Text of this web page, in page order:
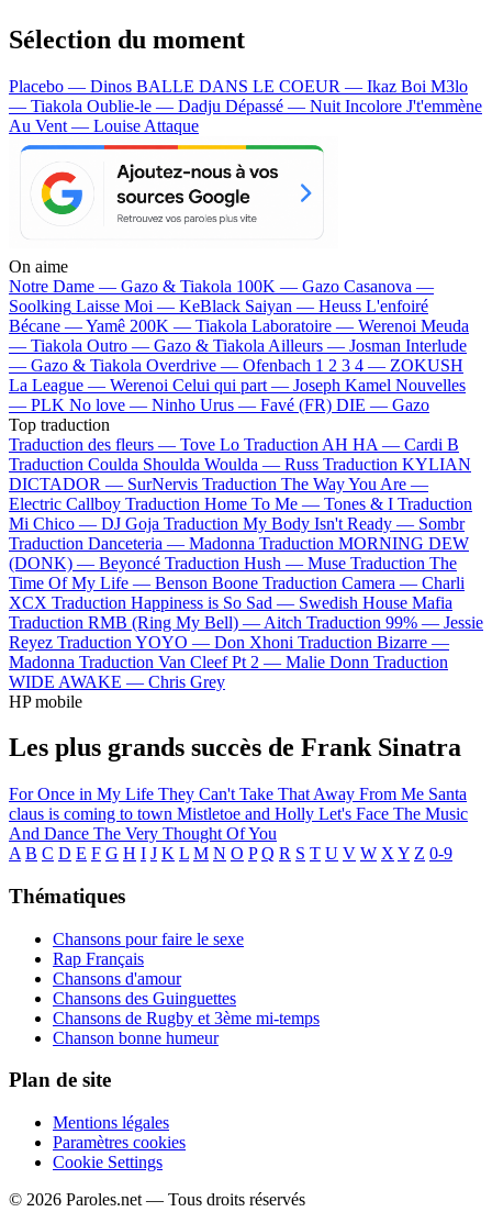
Sélection du moment
Placebo — Dinos BALLE DANS LE COEUR — Ikaz Boi M3lo
— Tiakola Oublie-le — Dadju Dépassé — Nuit Incolore J't'emmène
Au Vent — Louise Attaque
On aime
Notre Dame — Gazo & Tiakola 100K — Gazo Casanova —
Soolking Laisse Moi — KeBlack Saiyan — Heuss L'enfoiré
Bécane —Yamê 200K — Tiakola Laboratoire — Werenoi Meuda
— Tiakola Outro — Gazo & Tiakola Ailleurs — Josman Interlude
— Gazo & Tiakola Overdrive — Ofenbach 1 2 3 4 — ZOKUSH
La League — Werenoi Celui qui part — Joseph Kamel Nouvelles
— PLK No love — Ninho Urus — Favé (FR) DIE — Gazo
Top traduction
Traduction des fleurs — Tove Lo Traduction AH HA — Cardi B
Traduction Coulda Shoulda Woulda — Russ Traduction KYLIAN
DICTADOR — SurNervis Traduction The Way You Are —
Electric Callboy Traduction Home To Me — Tones & I Traduction
Mi Chico — DJ Goja Traduction My Body Isn't Ready — Sombr
Traduction Danceteria — Madonna Traduction MORNING DEW
(DONK) — Beyoncé Traduction Hush — Muse Traduction The
Time Of My Life — Benson Boone Traduction Camera — Charli
XCX Traduction Happiness is So Sad — Swedish House Mafia
Traduction RMB (Ring My Bell) — Aitch Traduction 99% — Jessie
Reyez Traduction YOYO — Don Xhoni Traduction Bizarre —
Madonna Traduction Van Cleef Pt 2 — Malie Donn Traduction
WIDE AWAKE — Chris Grey
HP mobile
Les plus grands succès de Frank Sinatra
For Once in My Life They Can't Take That Away From Me Santa
claus is coming to town Mistletoe and Holly Let's Face The Music
And Dance The Very Thought Of You
A B C D E F G H I J K L M N O P Q R S T U V W X Y Z 0-9
Thématiques
Chansons pour faire le sexe
Rap Français
Chansons d'amour
Chansons des Guinguettes
Chansons de Rugby et 3ème mi-temps
Chanson bonne humeur
Plan de site
Mentions légales
Paramètres cookies
Cookie Settings
© 2026 Paroles.net — Tous droits réservés